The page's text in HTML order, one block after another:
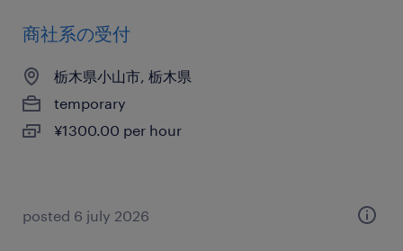
商社系の受付
栃木県小山市, 栃木県
temporary
¥1300.00 per hour
posted 6 july 2026